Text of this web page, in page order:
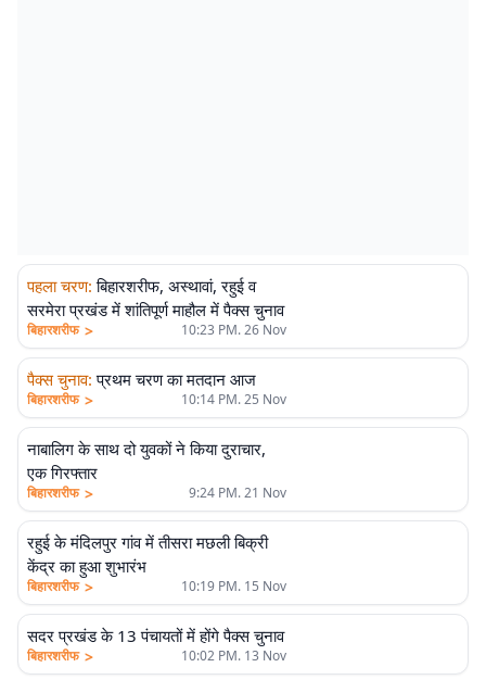
पहला चरण: बिहारशरीफ, अस्थावां, रहुई व
सरमेरा प्रखंड में शांतिपूर्ण माहौल में पैक्स चुनाव
बिहारशरीफ > 10:23 PM. 26 Nov
पैक्स चुनाव: प्रथम चरण का मतदान आज
बिहारशरीफ > 10:14 PM. 25 Nov
नाबालिग के साथ दो युवकों ने किया दुराचार,
एक गिरफ्तार
बिहारशरीफ > 9:24 PM. 21 Nov
रहुई के मंदिलपुर गांव में तीसरा मछली बिक्री
केंद्र का हुआ शुभारंभ
बिहारशरीफ > 10:19 PM. 15 Nov
सदर प्रखंड के 13 पंचायतों में होंगे पैक्स चुनाव
बिहारशरीफ > 10:02 PM. 13 Nov